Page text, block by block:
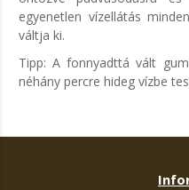
egyenetlen vízellátás
váltja ki.
Tipp: A fonnyadttá vált
néhány percre hideg vízbe